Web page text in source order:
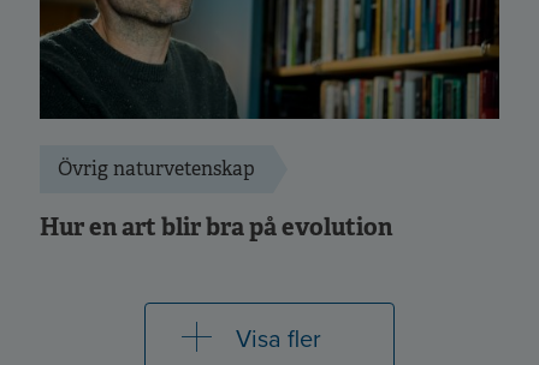
Övrig naturvetenskap
Hur en art blir bra på evolution
Visa fler